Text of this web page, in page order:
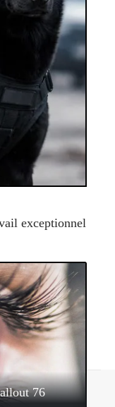
exceptionnel
76
Sitemap